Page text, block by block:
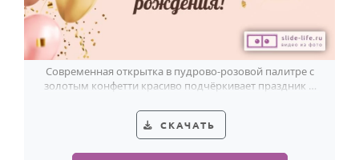
Современная открытка в пудрово-розовой палитре с
золотым конфетти красиво подчёркивает праздник и
СКАЧАТЬ